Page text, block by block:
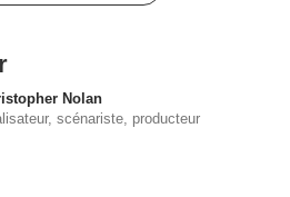
Nolan
scénariste, producteur